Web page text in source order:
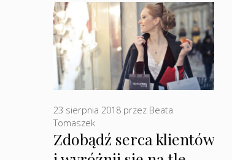
Zdobądź serca klientów
23 sierpnia 2018 przez Beata
Tomaszek